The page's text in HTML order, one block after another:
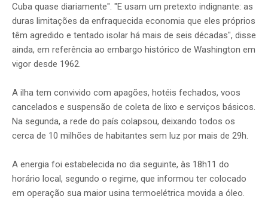
Cuba quase diariamente". "E usam um pretexto indignante: as
duras limitações da enfraquecida economia que eles próprios
têm agredido e tentado isolar há mais de seis décadas", disse
ainda, em referência ao embargo histórico de Washington em
vigor desde 1962.
A ilha tem convivido com apagões, hotéis fechados, voos
cancelados e suspensão de coleta de lixo e serviços básicos.
Na segunda, a rede do país colapsou, deixando todos os
cerca de 10 milhões de habitantes sem luz por mais de 29h.
A energia foi estabelecida no dia seguinte, às 18h11 do
horário local, segundo o regime, que informou ter colocado
em operação sua maior usina termoelétrica movida a óleo.